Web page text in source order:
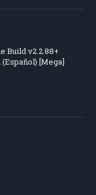
Build v2.2.88+
[Mega]